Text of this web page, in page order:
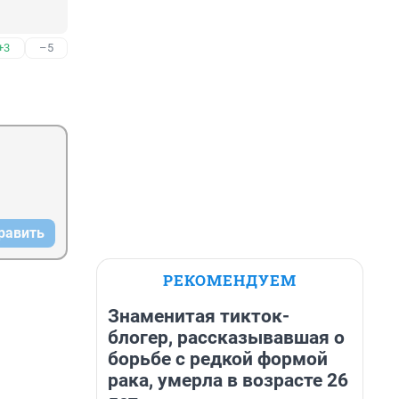
–5
РЕКОМЕНДУЕМ
Знаменитая тикток-
блогер, рассказывавшая о
борьбе с редкой формой
рака, умерла в возрасте 26